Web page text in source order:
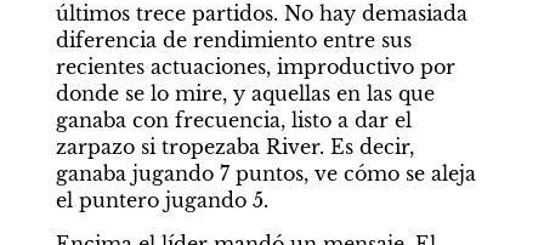
últimos trece partidos. No hay demasiada
diferencia de rendimiento entre sus
recientes actuaciones, improductivo por
donde se lo mire, y aquellas en las que
ganaba con frecuencia, listo a dar el
zarpazo si tropezaba River. Es decir,
ganaba jugando 7 puntos, ve cómo se aleja
el puntero jugando 5.